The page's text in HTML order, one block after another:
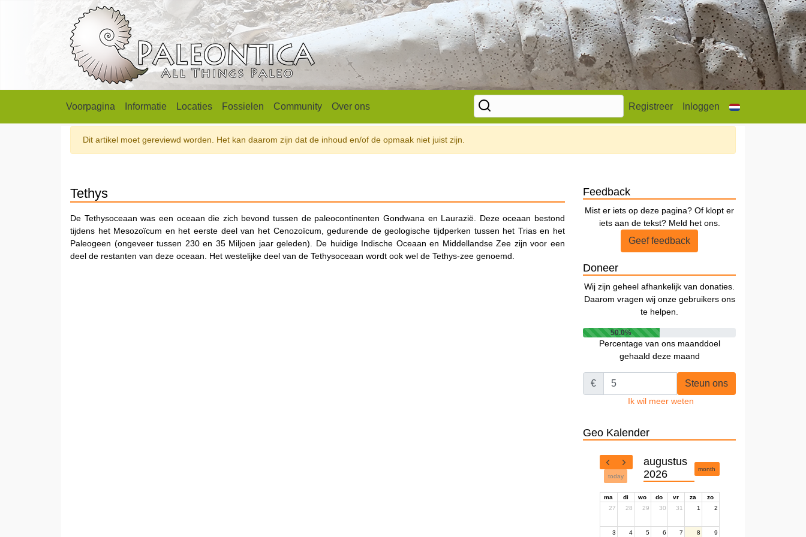
Voorpagina Informatie Locaties Fossielen Community Over ons Registreer Inloggen
Dit artikel moet gereviewd worden. Het kan daarom zijn dat de inhoud en/of de opmaak niet juist zijn.
Tethys
De Tethysoceaan was een oceaan die zich bevond tussen de paleocontinenten Gondwana en Laurazië. Deze oceaan bestond
tijdens het Mesozoïcum en het eerste deel van het Cenozoïcum, gedurende de geologische tijdperken tussen het Trias en het
Paleogeen (ongeveer tussen 230 en 35 Miljoen jaar geleden). De huidige Indische Oceaan en Middellandse Zee zijn voor een
deel de restanten van deze oceaan. Het westelijke deel van de Tethysoceaan wordt ook wel de Tethys-zee genoemd.
Feedback
Mist er iets op deze pagina? Of klopt er
iets aan de tekst? Meld het ons.
Geef feedback
Doneer
Wij zijn geheel afhankelijk van donaties.
Daarom vragen wij onze gebruikers ons
te helpen.
50.0%
Percentage van ons maanddoel
gehaald deze maand
€ Steun ons
Ik wil meer weten
Geo Kalender
today
augustus
2026
month
ma di wo do vr za
zo
27
28 29 30 31 1 2
3 4 5 6 7 8 9